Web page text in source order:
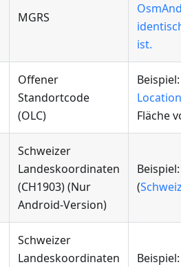
MGRS
ist.
Offener
Standortcode
(OLC)
Beispiel:
Fläche
Schweizer
Landeskoordinaten
(CH1903)(Nur
Android-Version)
(
Schweizer
Landeskoordinaten